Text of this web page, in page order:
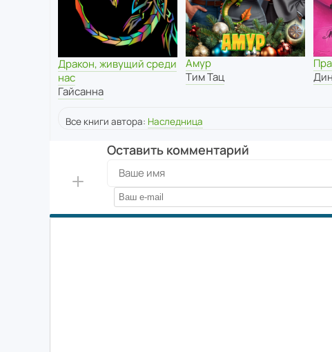
Дракон, живущий среди
нас
Гайсанна
Амур
Тим Тац
Все книги автора: Наследница
Оставить комментарий